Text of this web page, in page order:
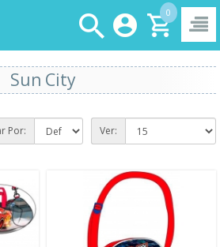
0
Sun City
Por: Ver: